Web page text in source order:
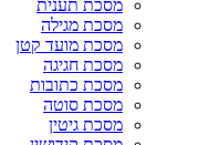
מסכת תענית
מסכת מגילה
מסכת מועד קטן
מסכת חגיגה
מסכת כתובות
מסכת סוטה
מסכת גיטין